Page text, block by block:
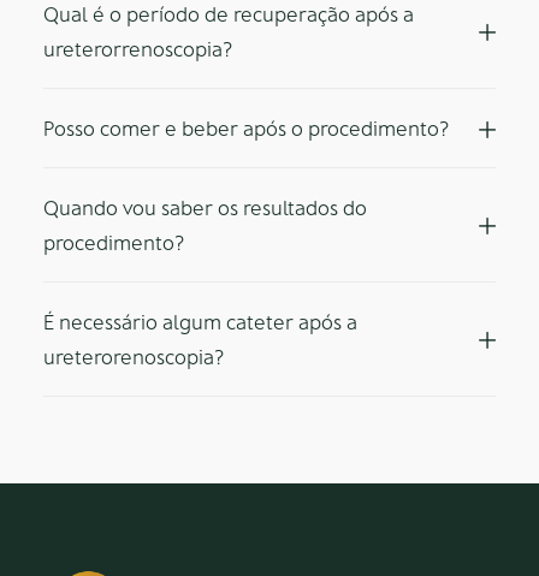
Qual é o período de recuperação após a
ureterorrenoscopia?
Posso comer e beber após o procedimento?
Quando vou saber os resultados do
procedimento?
É necessário algum cateter após a
ureterorenoscopia?